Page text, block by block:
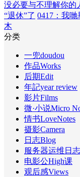
没必要与不理解你的
“退休”了 0417：我哋
木
分类
一兜doudou
作品Works
后期Edit
年記year review
影片Films
微·小说Micro
情书LoveNotes
摄影Camera
日志Blog
服务器运维日
电影公High课
观后感Views